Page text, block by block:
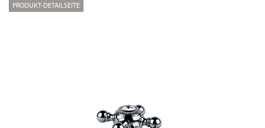
PRODUKT-DETAILSEITE